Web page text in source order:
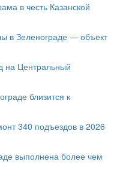
в честь Казанской
в Зеленограде — объект
на Центральный
близится к
340 подъездов в 2026
выполнена более чем